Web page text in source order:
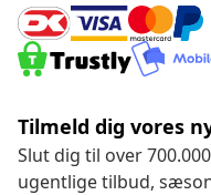
Tilmeld dig vores
Slut dig til over
ugentlige tilbud,